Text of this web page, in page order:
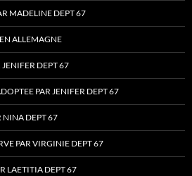
MADELINE DEPT 67
ALLEMAGNE
DEPT 67
PAR JENIFER DEPT 67
NINA DEPT 67
PAR VIRGINIE DEPT 67
LAETITIA DEPT 67